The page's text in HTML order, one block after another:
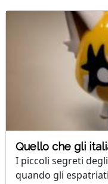
Quello che gli
I piccoli segreti
quando gli